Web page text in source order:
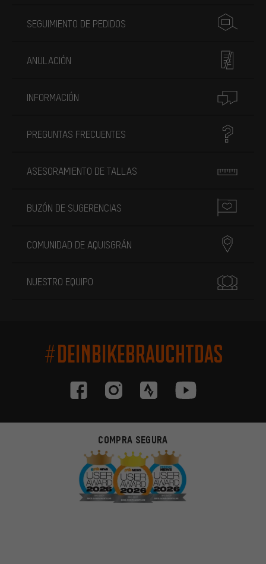
SEGUIMIENTO DE PEDIDOS
ANULACIÓN
INFORMACIÓN
PREGUNTAS FRECUENTES
ASESORAMIENTO DE TALLAS
BUZÓN DE SUGERENCIAS
COMUNIDAD DE AQUISGRÁN
NUESTRO EQUIPO
#DEINBIKEBRAUCHTDAS
COMPRA SEGURA